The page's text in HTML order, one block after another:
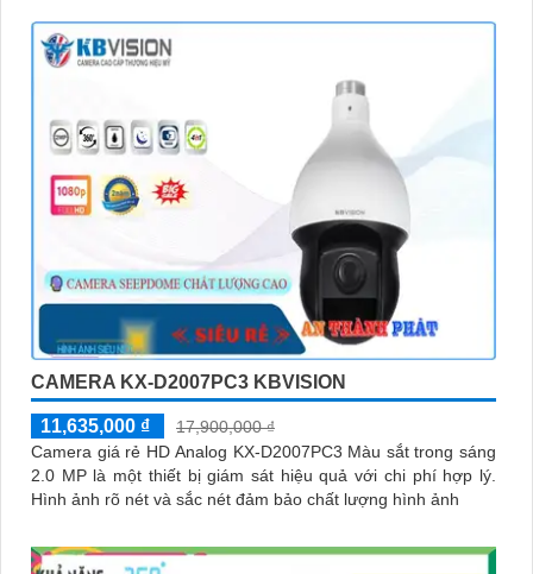
CAMERA KX-D2007PC3 KBVISION
11,635,000 ₫
17,900,000 ₫
Camera giá rẻ HD Analog KX-D2007PC3 Màu sắt trong sáng
2.0 MP là một thiết bị giám sát hiệu quả với chi phí hợp lý.
Hình ảnh rõ nét và sắc nét đảm bảo chất lượng hình ảnh